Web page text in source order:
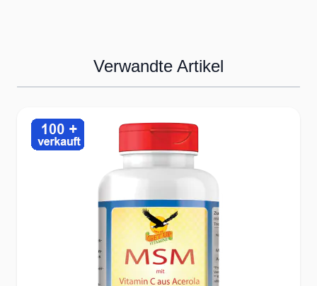
✔Auswahl optimaler Wirkstoffe zur
Ausgangsstoffe zur Erreichung bester
Versorgung
✔Überprüfung der Rezepturen durch
Lebensmittelgutachter für den
Ernährungsnutzen
Verwandte Artikel